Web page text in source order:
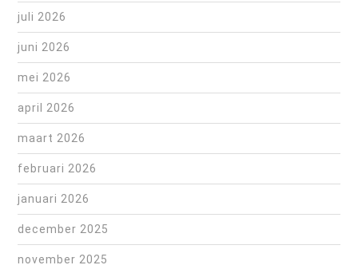
juli 2026
juni 2026
mei 2026
april 2026
maart 2026
februari 2026
januari 2026
december 2025
november 2025